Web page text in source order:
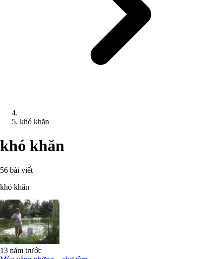
khó khăn
khó khăn
56 bài viết
khó khăn
13 năm trước